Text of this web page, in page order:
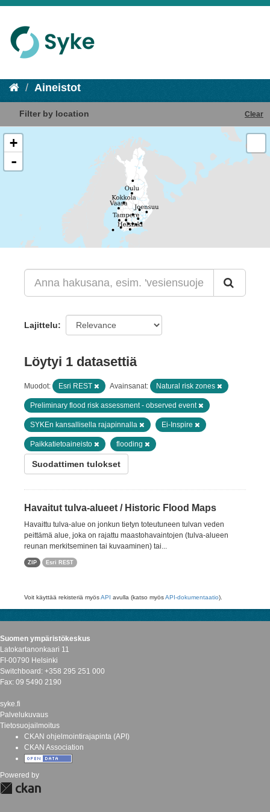
Aineistot
Filter by location Clear
+
-
Lajittelu
Löytyi 1 datasettiä
Muodot: Esri REST Avainsanat: Natural risk zones
Preliminary flood risk assessment - observed event
SYKEn kansallisella rajapinnalla Ei-Inspire
Paikkatietoaineisto flooding
Suodattimen tulokset
Havaitut tulva-alueet / Historic Flood Maps
Havaittu tulva-alue on jonkun tietyn toteutuneen tulvan veden
peittämä alue, joka on rajattu maastohavaintojen (tulva-alueen
reunan merkitseminen tai kuvaaminen) tai...
ZIP Esri REST
Voit käyttää rekisteriä myösAPI avulla (katso myösAPI-dokumentaatio).
Suomen ympäristökeskus
Latokartanonkaari 11
FI-00790 Helsinki
Switchboard: +358 295 251 000
Fax: 09 5490 2190
syke.fi
Palvelukuvaus
Tietosuojailmoitus
CKAN ohjelmointirajapinta (API)
CKAN Association
Powered by